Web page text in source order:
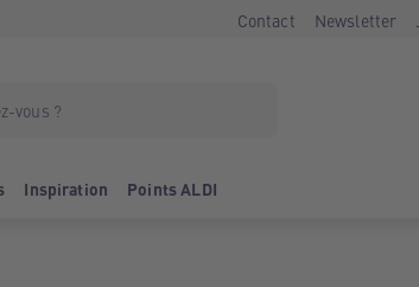
Contact Newsletter
Inspiration Points ALDI